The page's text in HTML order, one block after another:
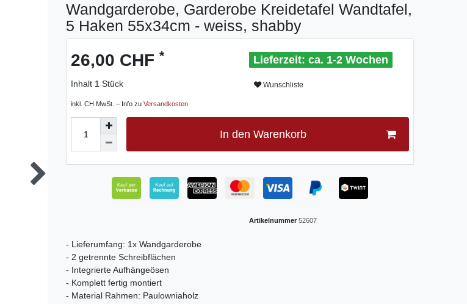
Wandgarderobe, Garderobe Kreidetafel Wandtafel,
5 Haken 55x34cm - weiss, shabby
26,00 CHF *
Inhalt 1 Stück
inkl. CH MwSt. – Info zu Versandkosten
ca. 1-2 Wochen
Wunschliste
In den Warenkorb
Artikelnummer 52607
- Lieferumfang: 1x Wandgarderobe
- 2 getrennte Schreibflächen
- Integrierte Aufhängeösen
- Komplett fertig montiert
- Material Rahmen: Paulowniaholz